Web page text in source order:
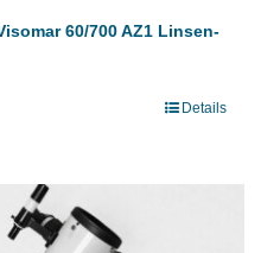
60/700 AZ1 Linsen-
Details